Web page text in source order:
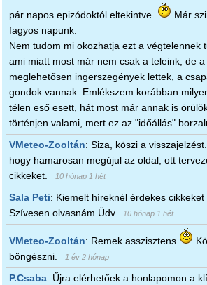
pár napos epizódoktól eltekintve.
Már
fagyos napunk.
Nem tudom mi okozhatja ezt a végtelennek
ami miatt most már nem csak a teleink, de
meglehetősen ingerszegények lettek, a
gondok vannak. Emlékszem korábban
télen eső esett, hát most már annak is
történjen valami, mert ez az "időállás"
VMeteo-Zooltán: Siza, köszi a
hogy hamarosan megújul az oldal, ott
cikkeket.
10 hónap 1 hét
Sala Peti: Kiemelt híreknél érdekes
Szívesen olvasnám.Üdv
10 hónap 1 hét
VMeteo-Zooltán: Remek asszisztens
böngészni.
1 év 2 hónap
P.Csaba: Űjra elérhetőek a honlapomon a